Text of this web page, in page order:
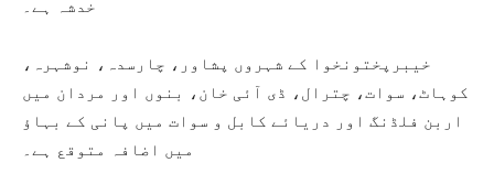
خدشہ ہے۔
خیبرپختونخوا کے شہروں پشاور، چارسدہ، نوشہرہ،
کوہاٹ، سوات، چترال، ڈی آئی خان، بنوں اور مردان میں
اربن فلڈنگ اور دریائے کابل و سوات میں پانی کے بہاؤ
میں اضافہ متوقع ہے۔